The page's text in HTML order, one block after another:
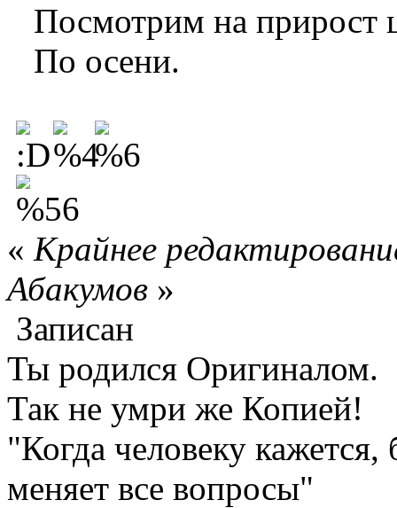
Посмотрим на прирост
По осени.
« Крайнее
Абакумов »
Записан
Ты родился Оригиналом.
Так не умри же Копией!
"Когда человеку кажется,
меняет все вопросы"